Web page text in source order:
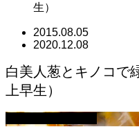
生）
2015.08.05
2020.12.08
白美人葱とキノコで
上早生）